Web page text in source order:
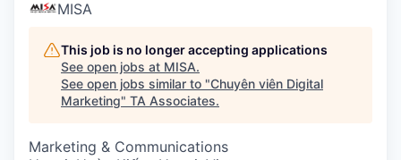
MISA
This job is no longer accepting applications
See open jobs at MISA.
See open jobs similar to "Chuyên viên Digital
Marketing" TA Associates.
Marketing & Communications